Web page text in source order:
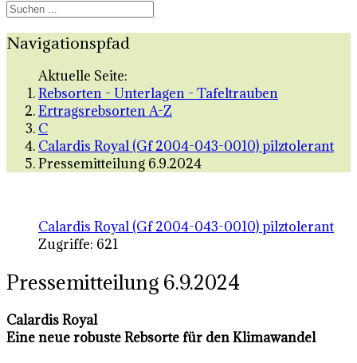
Navigationspfad
Aktuelle Seite:
Rebsorten - Unterlagen - Tafeltrauben
Ertragsrebsorten A-Z
C
Calardis Royal (Gf 2004-043-0010) pilztolerant
Pressemitteilung 6.9.2024
Calardis Royal (Gf 2004-043-0010) pilztolerant
Zugriffe: 621
Pressemitteilung 6.9.2024
Calardis Royal
Eine neue robuste Rebsorte für den Klimawandel